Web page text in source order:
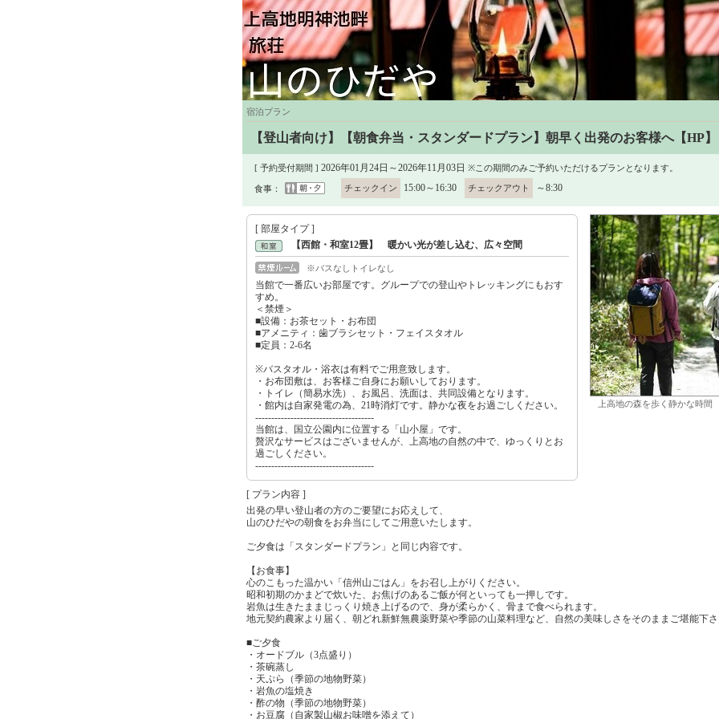
宿泊プラン
【登山者向け】【朝食弁当・スタンダードプラン】朝早く出発のお客様へ【HP
[ 予約受付期間 ] 2026年01月24日～2026年11月03日 ※この期間のみご予約いただけるプランとなります。
食事： チェックイン 15:00～16:30 チェックアウト ～8:30
[ 部屋タイプ ]
【西館・和室12畳】 暖かい光が差し込む、広々空間
※バスなしトイレなし
当館で一番広いお部屋です。グループでの登山やトレッキングにもおす
すめ。
＜禁煙＞
■設備：お茶セット・お布団
■アメニティ：歯ブラシセット・フェイスタオル
■定員：2-6名
※バスタオル・浴衣は有料でご用意致します。
・お布団敷は、お客様ご自身にお願いしております。
・トイレ（簡易水洗）、お風呂、洗面は、共同設備となります。
・館内は自家発電の為、21時消灯です。静かな夜をお過ごしください。
-------------------------------------
当館は、国立公園内に位置する「山小屋」です。
贅沢なサービスはございませんが、上高地の自然の中で、ゆっくりとお
過ごしください。
-------------------------------------
上高地の森を歩く静かな時間
[ プラン内容 ]
出発の早い登山者の方のご要望にお応えして、
山のひだやの朝食をお弁当にしてご用意いたします。
ご夕食は「スタンダードプラン」と同じ内容です。
【お食事】
心のこもった温かい「信州山ごはん」をお召し上がりください。
昭和初期のかまどで炊いた、お焦げのあるご飯が何といっても一押しです。
岩魚は生きたままじっくり焼き上げるので、身が柔らかく、骨まで食べられます。
地元契約農家より届く、朝どれ新鮮無農薬野菜や季節の山菜料理など、自然の美味しさをそのままご堪能下
■ご夕食
・オードブル（3点盛り）
・茶碗蒸し
・天ぷら（季節の地物野菜）
・岩魚の塩焼き
・酢の物（季節の地物野菜）
・お豆腐（自家製山椒お味噌を添えて）